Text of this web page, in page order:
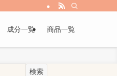
成分一覧 商品一覧
検索